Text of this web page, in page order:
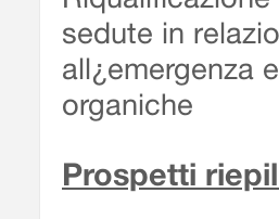
sedute in
all¿emergenza
organiche
Prospetti